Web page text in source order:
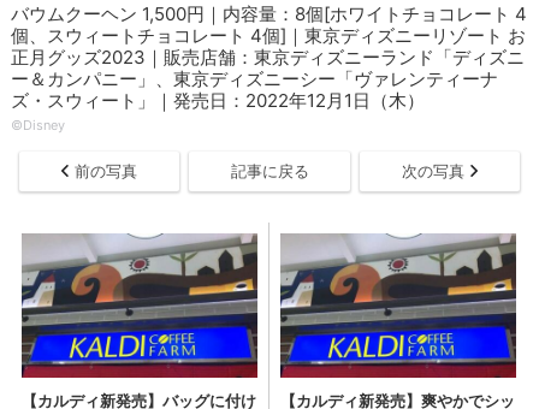
バウムクーヘン 1,500円｜内容量：8個[ホワイトチョコレート 4
個、スウィートチョコレート 4個]｜東京ディズニーリゾート お
正月グッズ2023｜販売店舗：東京ディズニーランド「ディズニ
ー＆カンパニー」、東京ディズニーシー「ヴァレンティーナ
ズ・スウィート」｜発売日：2022年12月1日（木）
©︎Disney
前の写真 記事に戻る 次の写真